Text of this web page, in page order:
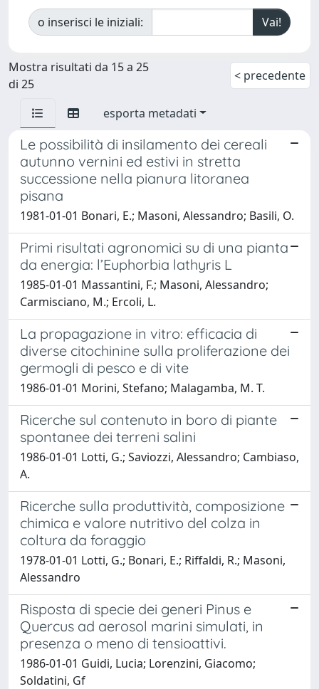
o inserisci le iniziali:
Mostra risultati da 15 a 25
di 25
< precedente
esporta metadati
Le possibilità di insilamento dei cereali
autunno vernini ed estivi in stretta
successione nella pianura litoranea
pisana
1981-01-01 Bonari, E.; Masoni, Alessandro; Basili, O.
Primi risultati agronomici su di una pianta
da energia: l’Euphorbia lathyris L
1985-01-01 Massantini, F.; Masoni, Alessandro;
Carmisciano, M.; Ercoli, L.
La propagazione in vitro: efficacia di
diverse citochinine sulla proliferazione dei
germogli di pesco e di vite
1986-01-01 Morini, Stefano; Malagamba, M. T.
Ricerche sul contenuto in boro di piante
spontanee dei terreni salini
1986-01-01 Lotti, G.; Saviozzi, Alessandro; Cambiaso,
A.
Ricerche sulla produttività, composizione
chimica e valore nutritivo del colza in
coltura da foraggio
1978-01-01 Lotti, G.; Bonari, E.; Riffaldi, R.; Masoni,
Alessandro
Risposta di specie dei generi Pinus e
Quercus ad aerosol marini simulati, in
presenza o meno di tensioattivi.
1986-01-01 Guidi, Lucia; Lorenzini, Giacomo;
Soldatini, Gf